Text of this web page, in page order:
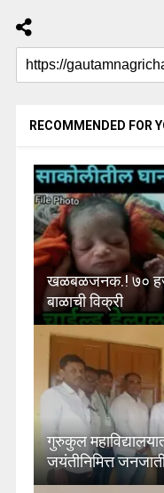
RECOMMENDED FOR
खळबळजनक.! ७०
बाळाची विक्री
गुरुकुल
जयंतीनिमित्त